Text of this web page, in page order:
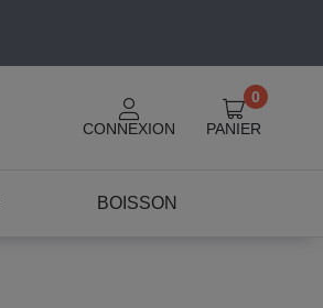
CONNEXION PANIER
0
BOISSON